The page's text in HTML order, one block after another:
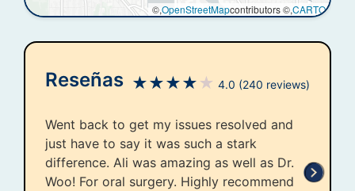
©,OpenStreetMapcontributors ©,CARTO
Reseñas ★★★★ ★ 4.0 (240 reviews)
Went back to get my issues resolved and
just have to say it was such a stark
difference. Ali was amazing as well as Dr.
Woo! For oral surgery. Highly recommend